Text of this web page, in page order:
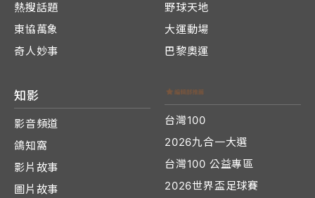
熱搜話題
東協萬象
奇人妙事
野球天地
大運動場
巴黎奧運
知影
影音頻道
鴿知窩
影片故事
圖片故事
台灣100
2026九合一大選
台灣100 公益專區
2026世界盃足球賽